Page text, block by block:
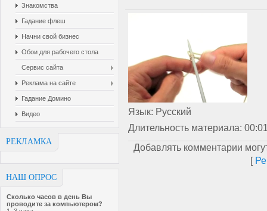
Знакомства
Гадание флеш
Начни свой бизнес
Обои для рабочего стола
Сервис сайта
Реклама на сайте
Гадание Домино
Видео
РЕКЛАМКА
НАШ ОПРОС
Сколько часов в день Вы
проводите за компьютером?
Язык: Русский
Длительность материала:
Добавлять комментарии
[